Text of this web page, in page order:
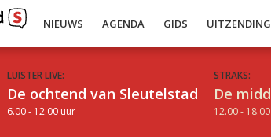
NIEUWS AGENDA GIDS
LUISTER LIVE:
De ochtend van Sleutelstad
6.00 - 12.00 uur
STRAKS:
De
12.00 -